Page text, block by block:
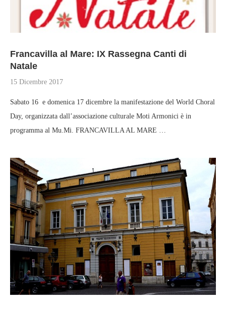
Francavilla al Mare: IX Rassegna Canti di
Natale
15 Dicembre 2017
Sabato 16 e domenica 17 dicembre la manifestazione del World Choral
Day, organizzata dall’associazione culturale Moti Armonici è in
programma al Mu.Mi. FRANCAVILLA AL MARE …